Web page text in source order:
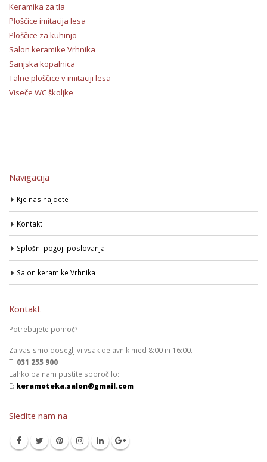
Keramika za tla
Ploščice imitacija lesa
Ploščice za kuhinjo
Salon keramike Vrhnika
Sanjska kopalnica
Talne ploščice v imitaciji lesa
Viseče WC školjke
Navigacija
Kje nas najdete
Kontakt
Splošni pogoji poslovanja
Salon keramike Vrhnika
Kontakt
Potrebujete pomoč?
Za vas smo dosegljivi vsak delavnik med 8:00 in 16:00.
T: 031 255 900
Lahko pa nam pustite sporočilo:
E: keramoteka.salon@gmail.com
Sledite nam na